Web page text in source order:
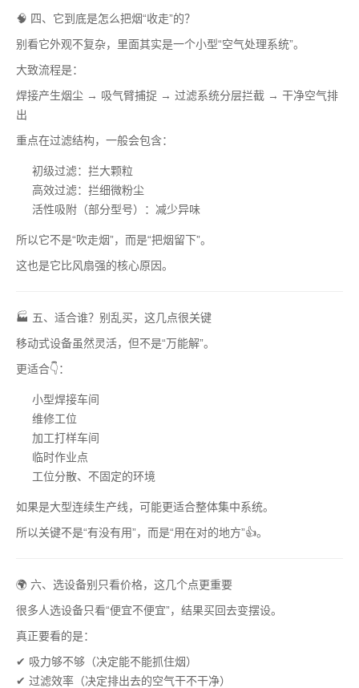
🧠 四、它到底是怎么把烟“收走”的？
别看它外观不复杂，里面其实是一个小型“空气处理系统”。
大致流程是：
焊接产生烟尘 → 吸气臂捕捉 → 过滤系统分层拦截 → 干净空气排
出
重点在过滤结构，一般会包含：
初级过滤：拦大颗粒
高效过滤：拦细微粉尘
活性吸附（部分型号）：减少异味
所以它不是“吹走烟”，而是“把烟留下”。
这也是它比风扇强的核心原因。
🏭 五、适合谁？别乱买，这几点很关键
移动式设备虽然灵活，但不是“万能解”。
更适合👇：
小型焊接车间
维修工位
加工打样车间
临时作业点
工位分散、不固定的环境
如果是大型连续生产线，可能更适合整体集中系统。
所以关键不是“有没有用”，而是“用在对的地方”👍。
🌍 六、选设备别只看价格，这几个点更重要
很多人选设备只看“便宜不便宜”，结果买回去变摆设。
真正要看的是：
✔ 吸力够不够（决定能不能抓住烟）
✔ 过滤效率（决定排出去的空气干不干净）